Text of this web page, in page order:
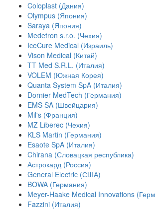
Coloplast (Дания)
Olympus (Япония)
Saraya (Япония)
Medetron s.r.o. (Чехия)
IceCure Medical (Израиль)
Vison Medical (Китай)
TT Med S.R.L. (Италия)
VOLEM (Южная Корея)
Quanta System SpA (Италия)
Dornier MedTech (Германия)
EMS SA (Швейцария)
Mil's (Франция)
MZ Liberec (Чехия)
KLS Martin (Германия)
Esaote SpA (Италия)
Chirana (Словацкая республика)
Астрокард (Россия)
General Electric (США)
BOWA (Германия)
Meyer-Haake Medical Innovations
Fazzini (Италия)